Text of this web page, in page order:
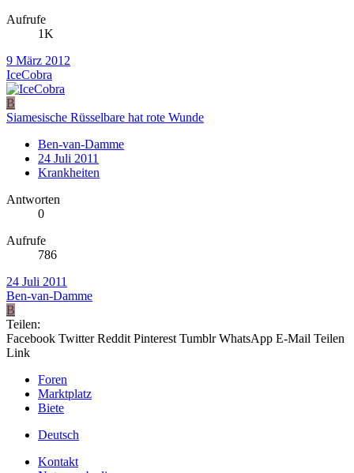
Aufrufe
1K
9 März 2012
IceCobra
B
Siamesische Rüsselbare hat rote Wunde
Ben-van-Damme
24 Juli 2011
Krankheiten
Antworten
0
Aufrufe
786
24 Juli 2011
Ben-van-Damme
B
Teilen:
Facebook Twitter Reddit Pinterest Tumblr WhatsApp E-Mail Teilen
Link
Foren
Marktplatz
Biete
Deutsch
Kontakt